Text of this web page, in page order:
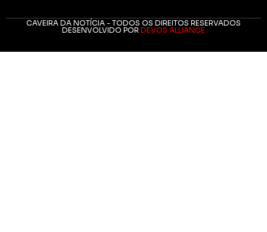
CAVEIRA DA NOTÍCIA - TODOS OS DIREITOS RESERVADOS
DESENVOLVIDO POR DEVOS ALLIANCE